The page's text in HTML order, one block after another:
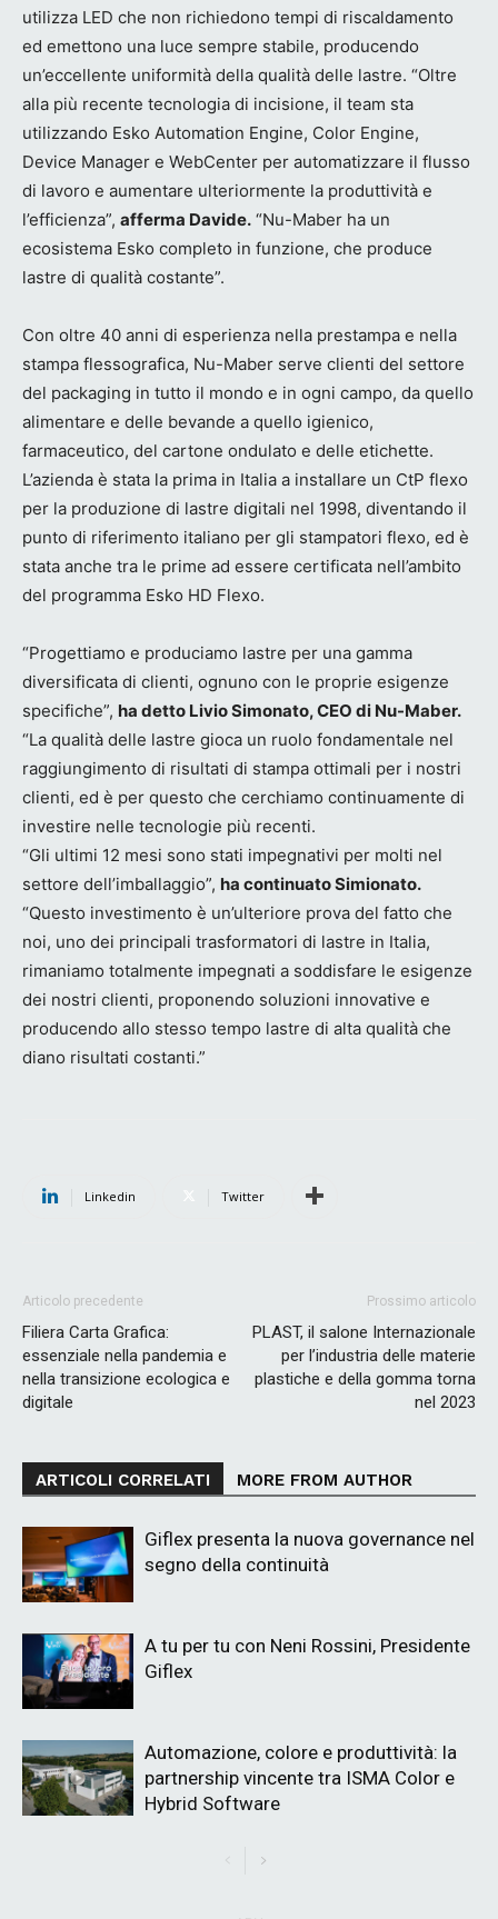
utilizza LED che non richiedono tempi di riscaldamento
ed emettono una luce sempre stabile, producendo
un’eccellente uniformità della qualità delle lastre. “Oltre
alla più recente tecnologia di incisione, il team sta
utilizzando Esko Automation Engine, Color Engine,
Device Manager e WebCenter per automatizzare il flusso
di lavoro e aumentare ulteriormente la produttività e
l’efficienza”, afferma Davide. “Nu-Maber ha un
ecosistema Esko completo in funzione, che produce
lastre di qualità costante”.
Con oltre 40 anni di esperienza nella prestampa e nella
stampa flessografica, Nu-Maber serve clienti del settore
del packaging in tutto il mondo e in ogni campo, da quello
alimentare e delle bevande a quello igienico,
farmaceutico, del cartone ondulato e delle etichette.
L’azienda è stata la prima in Italia a installare un CtP flexo
per la produzione di lastre digitali nel 1998, diventando il
punto di riferimento italiano per gli stampatori flexo, ed è
stata anche tra le prime ad essere certificata nell’ambito
del programma Esko HD Flexo.
“Progettiamo e produciamo lastre per una gamma
diversificata di clienti, ognuno con le proprie esigenze
specifiche”, ha detto Livio Simonato, CEO di Nu-Maber.
“La qualità delle lastre gioca un ruolo fondamentale nel
raggiungimento di risultati di stampa ottimali per i nostri
clienti, ed è per questo che cerchiamo continuamente di
investire nelle tecnologie più recenti.
“Gli ultimi 12 mesi sono stati impegnativi per molti nel
settore dell’imballaggio”, ha continuato Simionato.
“Questo investimento è un’ulteriore prova del fatto che
noi, uno dei principali trasformatori di lastre in Italia,
rimaniamo totalmente impegnati a soddisfare le esigenze
dei nostri clienti, proponendo soluzioni innovative e
producendo allo stesso tempo lastre di alta qualità che
diano risultati costanti.”
Linkedin Twitter
Articolo precedente
Filiera Carta Grafica:
essenziale nella pandemia e
nella transizione ecologica e
digitale
Prossimo articolo
PLAST, il salone Internazionale
per l’industria delle materie
plastiche e della gomma torna
nel 2023
ARTICOLI CORRELATI MORE FROM AUTHOR
Giflex presenta la nuova governance nel
segno della continuità
A tu per tu con Neni Rossini, Presidente
Giflex
Automazione, colore e produttività: la
partnership vincente tra ISMA Color e
Hybrid Software